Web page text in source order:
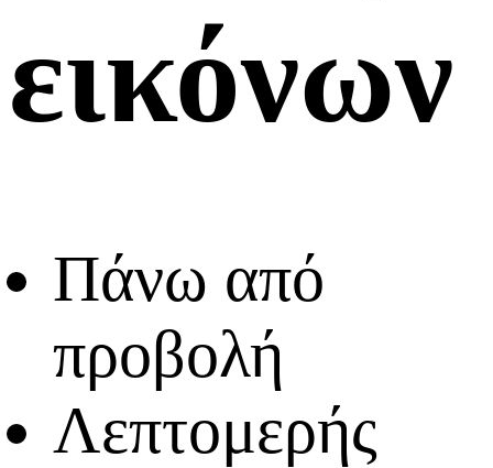
εικόνων
Πάνω από
προβολή
Λεπτομερής